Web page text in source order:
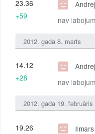
nav
23.36
+59
2012. gada 8. marts
nav
14.12
+28
2012. gada 19. februāris
Ilmars
19.26